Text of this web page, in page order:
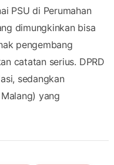
PSU di Perumahan
dimungkinkan bisa
pengembang
catatan serius. DPRD
sedangkan
yang